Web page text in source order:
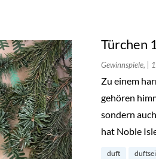
Türchen
Gewinnspiele, |
Zu einem
gehören
sondern
hat Noble
duft